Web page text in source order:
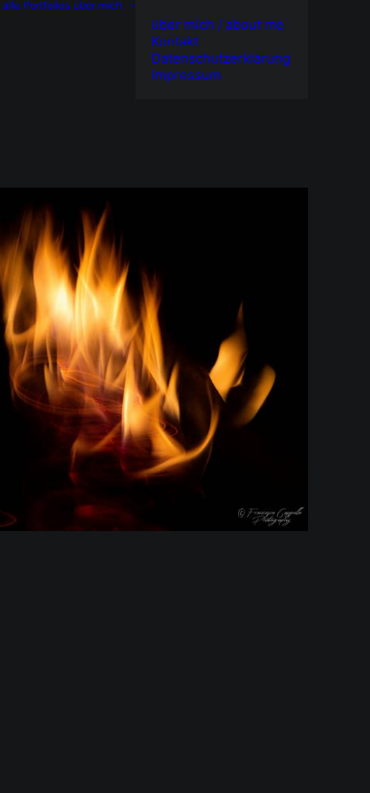
alle Portfolios über mich
über mich / about me
Kontakt
Datenschutzerklärung
Impressum